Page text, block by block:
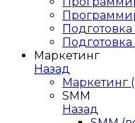
Подготовка
Маркетинг
Назад
Маркетинг
SMM
Назад